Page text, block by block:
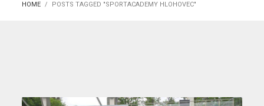
HOME POSTS TAGGED "SPORTACADEMY HLOHOVEC"